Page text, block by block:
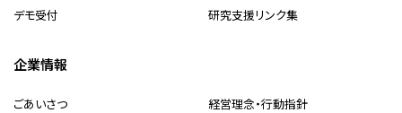
デモ受付 研究支援リンク集
企業情報
ごあいさつ 経営理念・行動指針